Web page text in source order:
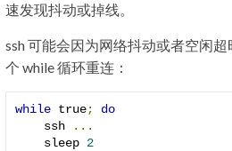
速发现抖动或掉线。
ssh 可能会因为网络抖动或者空闲
个 while 循环重连：
while true;
do
    ssh
...
    sleep
2